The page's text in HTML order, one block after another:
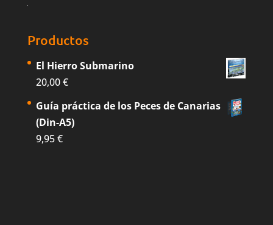
Productos
El Hierro Submarino
20,00€
Guía práctica de los Peces de Canarias
(Din-A5)
9,95€